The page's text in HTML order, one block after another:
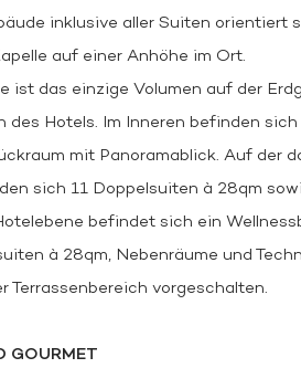
inklusive aller Suiten orientiert
auf einer Anhöhe im Ort.
ist das einzige Volumen auf der
des Hotels. Im Inneren befinden
mit Panoramablick. Auf der
sich 11 Doppelsuiten à 28qm
befindet sich ein
à 28qm, Nebenräume und
Terrassenbereich vorgeschalten.
GOURMET